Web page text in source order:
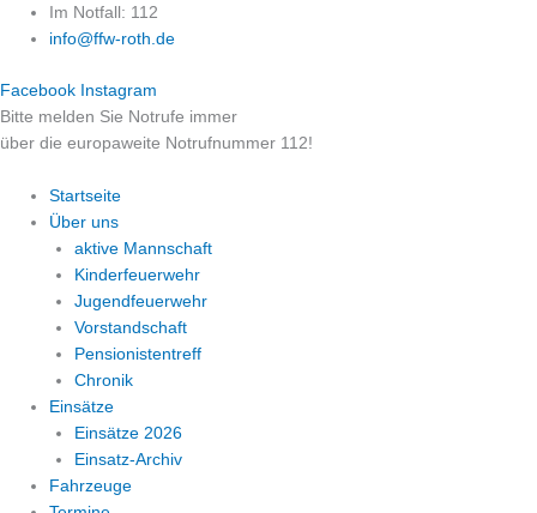
Zum
Inhalt
Im Notfall: 112
info@ffw-roth.de
Facebook Instagram
Bitte melden Sie Notrufe immer
über die europaweite Notrufnummer 112!
Startseite
Über uns
aktive Mannschaft
Kinderfeuerwehr
Jugendfeuerwehr
Vorstandschaft
Pensionistentreff
Chronik
Einsätze
Einsätze 2026
Einsatz-Archiv
Fahrzeuge